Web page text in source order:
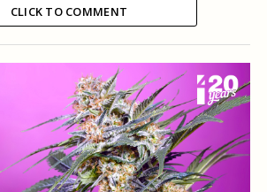
CLICK TO COMMENT